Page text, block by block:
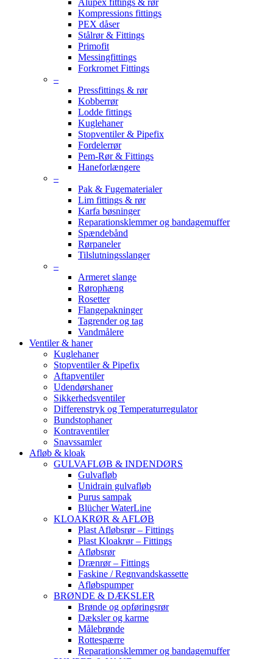
Alupex fittings & rør
Kompressions fittings
PEX dåser
Stålrør & Fittings
Primofit
Messingfittings
Forkromet Fittings
–
Pressfittings & rør
Kobberrør
Lodde fittings
Kuglehaner
Stopventiler & Pipefix
Fordelerrør
Pem-Rør & Fittings
Haneforlængere
–
Pak & Fugematerialer
Lim fittings & rør
Karfa bøsninger
Reparationsklemmer og bandagemuffer
Spændebånd
Rørpaneler
Tilslutningsslanger
–
Armeret slange
Rørophæng
Rosetter
Flangepakninger
Tagrender og tag
Vandmålere
Ventiler & haner
Kuglehaner
Stopventiler & Pipefix
Aftapventiler
Udendørshaner
Sikkerhedsventiler
Differenstryk og Temperaturregulator
Bundstophaner
Kontraventiler
Snavssamler
Afløb & kloak
GULVAFLØB & INDENDØRS
Gulvafløb
Unidrain gulvafløb
Purus sampak
Blücher WaterLine
KLOAKRØR & AFLØB
Plast Afløbsrør – Fittings
Plast Kloakrør – Fittings
Afløbsrør
Drænrør – Fittings
Faskine / Regnvandskassette
Afløbspumper
BRØNDE & DÆKSLER
Brønde og opføringsrør
Dæksler og karme
Målebrønde
Rottespærre
Reparationsklemmer og bandagemuffer